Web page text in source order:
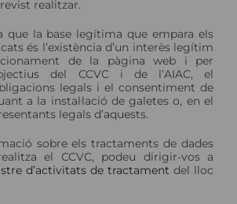
realitzar.
que la base legítima que empara els
és l’existència d’un interès legítim
de la pàgina web i per
del CCVC i de l’AIAC, el
legals i el consentiment de
a la instal·lació de galetes o, en el
legals d’aquests.
sobre els tractaments de dades
el CCVC, podeu dirigir-vos a
d’activitats de tractament del lloc